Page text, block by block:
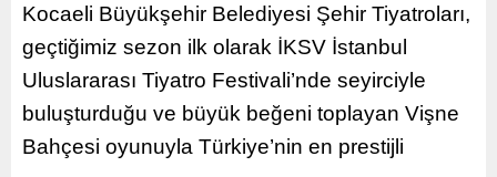
Kocaeli Büyükşehir Belediyesi Şehir Tiyatroları,
geçtiğimiz sezon ilk olarak İKSV İstanbul
Uluslararası Tiyatro Festivali’nde seyirciyle
buluşturduğu ve büyük beğeni toplayan Vişne
Bahçesi oyunuyla Türkiye’nin en prestijli